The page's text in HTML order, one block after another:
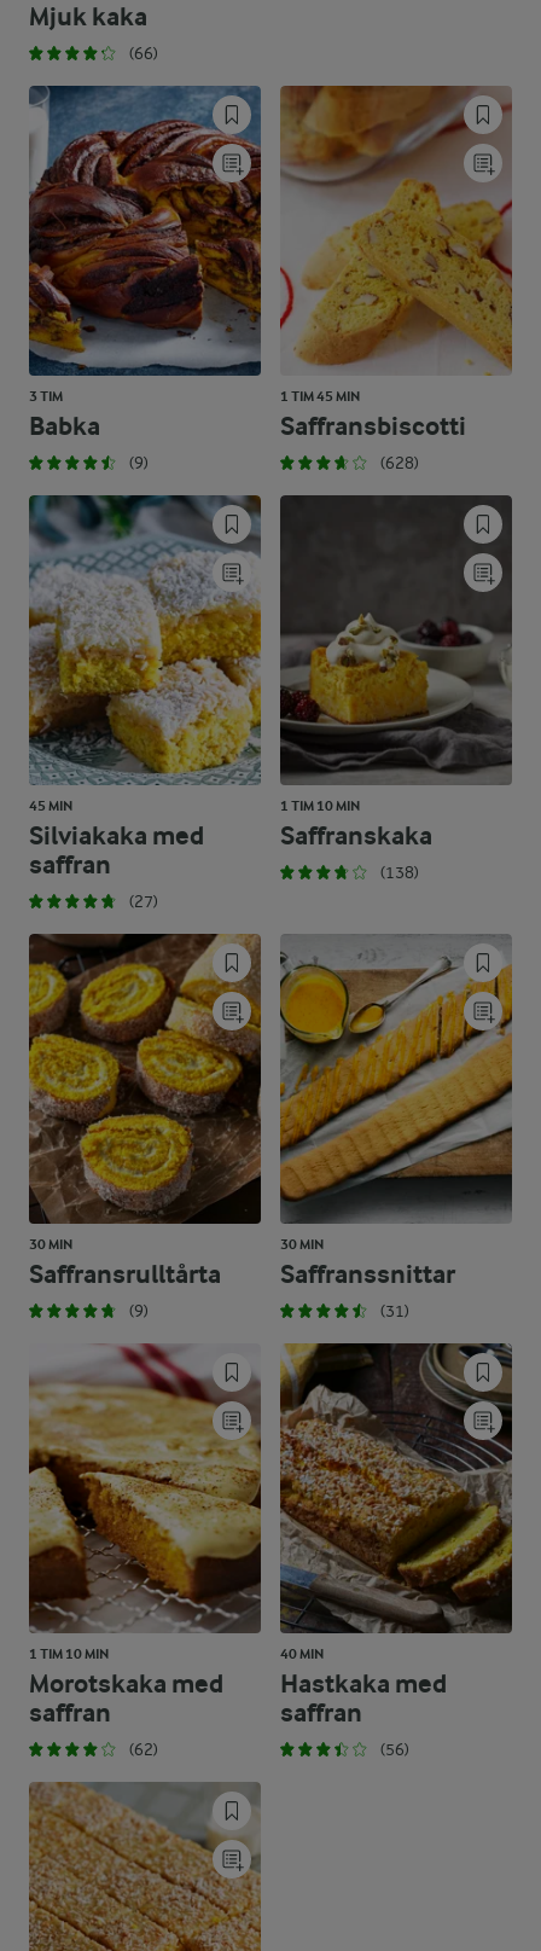
Mjuk kaka
(66)
3 TIM
Babka
(9)
1 TIM 45 MIN
Saffransbiscotti
(628)
45 MIN
Silviakaka med
saffran
(27)
1 TIM 10 MIN
Saffranskaka
(138)
30 MIN
Saffransrulltårta
(9)
30 MIN
Saffranssnittar
(31)
1 TIM 10 MIN
Morotskaka med
saffran
(62)
40 MIN
Hastkaka med
saffran
(56)